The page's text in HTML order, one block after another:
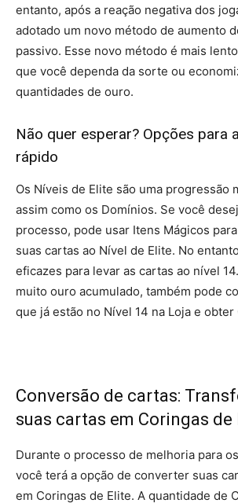
entanto, após a reação negativa dos
adotado um novo método de aumento
passivo. Esse novo método é mais
que você dependa da sorte ou
quantidades de ouro.
Não quer esperar? Opções para
rápido
Os Níveis de Elite são uma progressão
assim como os Domínios. Se você
processo, pode usar Itens Mágicos
suas cartas ao Nível de Elite. No
eficazes para levar as cartas ao nível
muito ouro acumulado, também pode
que já estão no Nível 14 na Loja e
Conversão de cartas:
suas cartas em Coringas de
Durante o processo de melhoria para
você terá a opção de converter suas
em Coringas de Elite. A quantidade de